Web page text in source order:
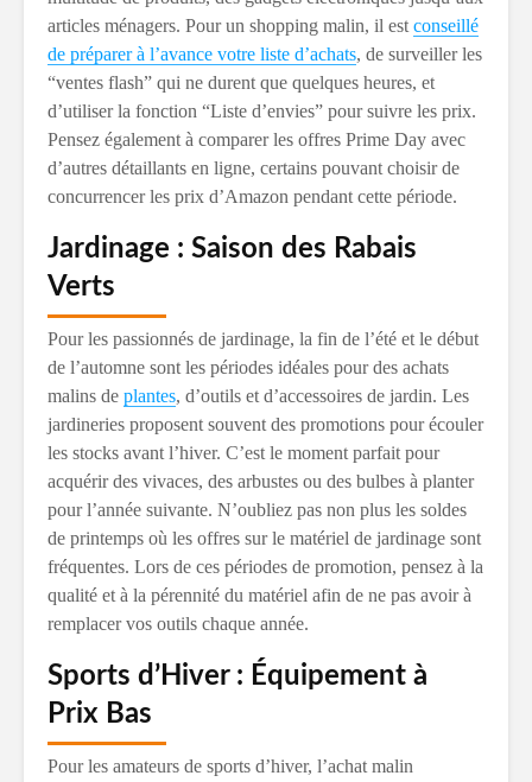
articles ménagers. Pour un shopping malin, il est conseillé
de préparer à l’avance votre liste d’achats, de surveiller les
“ventes flash” qui ne durent que quelques heures, et
d’utiliser la fonction “Liste d’envies” pour suivre les prix.
Pensez également à comparer les offres Prime Day avec
d’autres détaillants en ligne, certains pouvant choisir de
concurrencer les prix d’Amazon pendant cette période.
Jardinage : Saison des Rabais
Verts
Pour les passionnés de jardinage, la fin de l’été et le début
de l’automne sont les périodes idéales pour des achats
malins de plantes, d’outils et d’accessoires de jardin. Les
jardineries proposent souvent des promotions pour écouler
les stocks avant l’hiver. C’est le moment parfait pour
acquérir des vivaces, des arbustes ou des bulbes à planter
pour l’année suivante. N’oubliez pas non plus les soldes
de printemps où les offres sur le matériel de jardinage sont
fréquentes. Lors de ces périodes de promotion, pensez à la
qualité et à la pérennité du matériel afin de ne pas avoir à
remplacer vos outils chaque année.
Sports d’Hiver : Équipement à
Prix Bas
Pour les amateurs de sports d’hiver, l’achat malin